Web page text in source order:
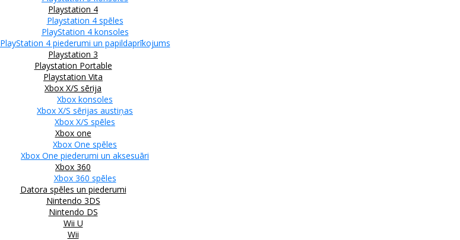
Playstation 4
Playstation 4 spēles
PlayStation 4 konsoles
PlayStation 4 piederumi un papildaprīkojums
Playstation 3
Playstation Portable
Playstation Vita
Xbox X/S sērija
Xbox konsoles
Xbox X/S sērijas austiņas
Xbox X/S spēles
Xbox one
Xbox One spēles
Xbox One piederumi un aksesuāri
Xbox 360
Xbox 360 spēles
Datora spēles un piederumi
Nintendo 3DS
Nintendo DS
Wii U
Wii